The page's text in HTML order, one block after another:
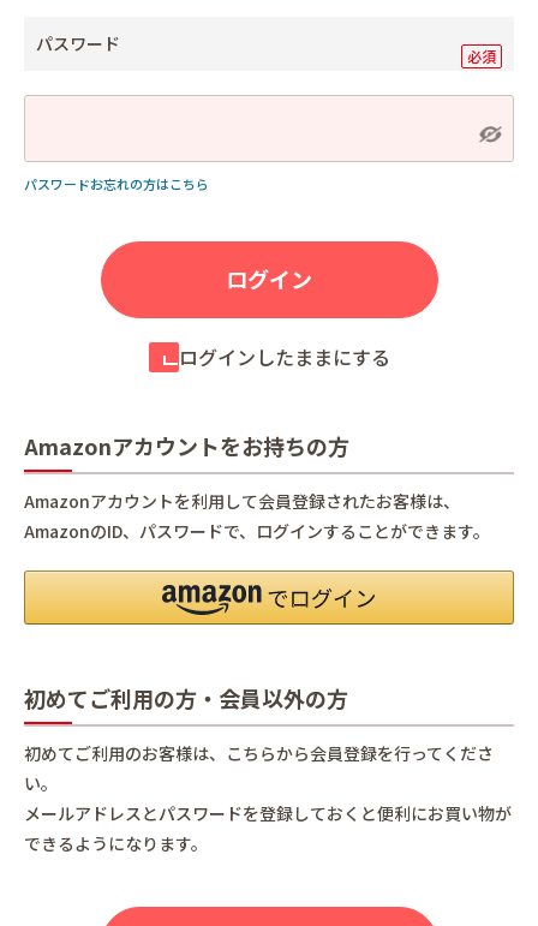
パスワード
パスワードお忘れの方はこちら
ログインしたままにする
Amazonアカウントをお持ちの方
Amazonアカウントを利用して会員登録されたお客様は、
AmazonのID、パスワードで、ログインすることができます。
初めてご利用の方・会員以外の方
初めてご利用のお客様は、こちらから会員登録を行ってくださ
い。
メールアドレスとパスワードを登録しておくと便利にお買い物が
できるようになります。